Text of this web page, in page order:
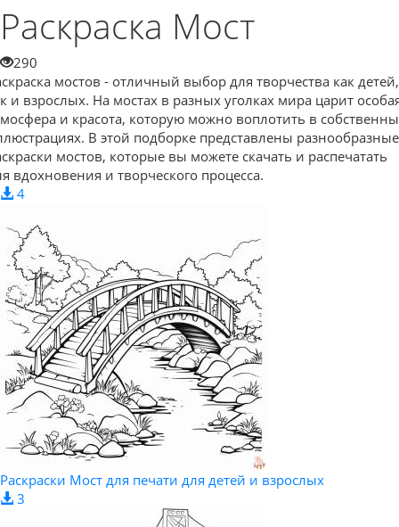
Раскраска Мост
290
мостов - отличный выбор для творчества как детей,
и взрослых. На мостах в разных уголках мира царит
и красота, которую можно воплотить в
В этой подборке представлены разнообразные
мостов, которые вы можете скачать и распечатать
вдохновения и творческого процесса.
4
Раскраски Мост для печати для детей и взрослых
3